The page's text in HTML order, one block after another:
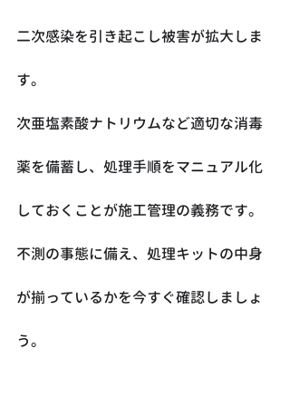
二次感染を引き起こし被害が拡大しま
す。
次亜塩素酸ナトリウムなど適切な消毒
薬を備蓄し、処理手順をマニュアル化
しておくことが施工管理の義務です。
不測の事態に備え、処理キットの中身
が揃っているかを今すぐ確認しましょ
う。